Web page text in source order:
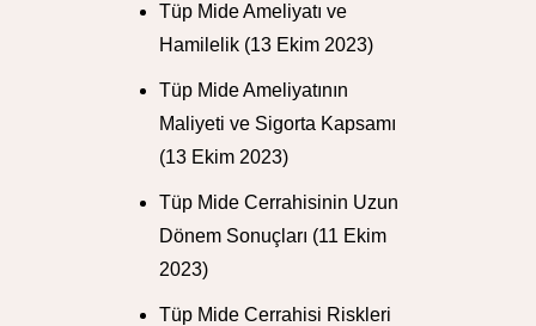
Tüp Mide Ameliyatı ve
Hamilelik (13 Ekim 2023)
Tüp Mide Ameliyatının
Maliyeti ve Sigorta Kapsamı
(13 Ekim 2023)
Tüp Mide Cerrahisinin Uzun
Dönem Sonuçları (11 Ekim
2023)
Tüp Mide Cerrahisi Riskleri